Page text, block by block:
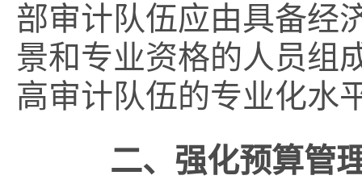
部审计队伍应由具备经
景和专业资格的人员组
高审计队伍的专业化水
二、强化预算管